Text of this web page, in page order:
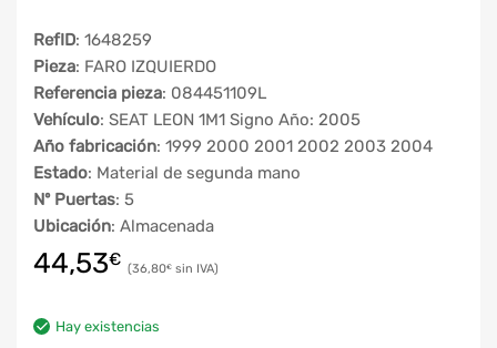
RefID: 1648259
Pieza: FARO IZQUIERDO
Referencia pieza: 084451109L
Vehículo: SEAT LEON 1M1 Signo Año: 2005
Año fabricación: 1999 2000 2001 2002 2003 2004
Estado: Material de segunda mano
Nº Puertas: 5
Ubicación: Almacenada
44,53€ 36,80€
Hay existencias